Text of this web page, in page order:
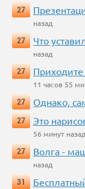
27
назад
27
Что
назад
27
Приходите
11 часов 55
27
Однако,
27
Это
56 минут назад
27
Волга -
назад
31